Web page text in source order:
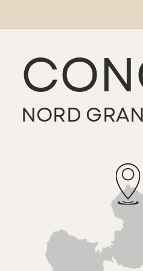
NORD